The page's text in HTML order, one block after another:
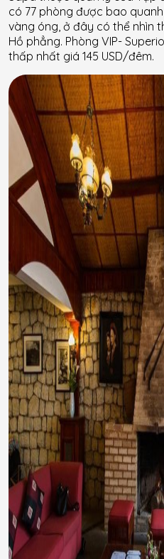
có 77 phòng được bao
vàng óng, ở đây có thể nhìn
Hồ phẳng. Phòng VIP-
thấp nhất giá 145 USD/đêm.